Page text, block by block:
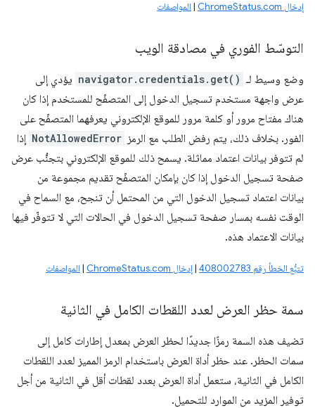
إدخال ChromeStatus.com
|المواصفات
التوسّط الفوري في مصادقة الويب
وضع وسيط لـ navigator.credentials.get() يؤدي إلى
عرض واجهة مستخدم تسجيل الدخول إلى المتصفّح للمستخدم إذا كان
هناك مفتاح مرور أو كلمة مرور للموقع الإلكتروني يعرفهما المتصفّح على
الفور. بخلاف ذلك، يتم رفض الطلب مع الرمز NotAllowedError إذا
لم تتوفر بيانات اعتماد مماثلة. يسمح ذلك للموقع الإلكتروني بتجنُّب عرض
صفحة تسجيل الدخول إذا كان بإمكان المتصفّح تقديم مجموعة من
بيانات اعتماد تسجيل الدخول التي من المحتمل أن تنجح، مع السماح في
الوقت نفسه بمسار صفحة تسجيل الدخول في الحالات التي لا تتوفّر فيها
بيانات الاعتماد هذه.
تتبُّع الخطأ رقم 408002783 |إدخال ChromeStatus.com |المواصفات
سمة حظر العرض لعدد اللقطات الكامل في الثانية
تضيف هذه السمة رمزًا جديدًا لحظر العرض بمعدل إطارات كامل إلى
سمات الحظر. عند حظر أداة العرض باستخدام الرمز المميز لعدد اللقطات
الكامل في الثانية، ستعمل أداة العرض بعدد لقطات أقل في الثانية من أجل
توفير المزيد من الموارد للتحميل.